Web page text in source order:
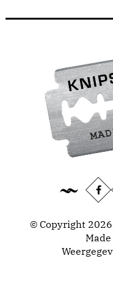
© Copyright